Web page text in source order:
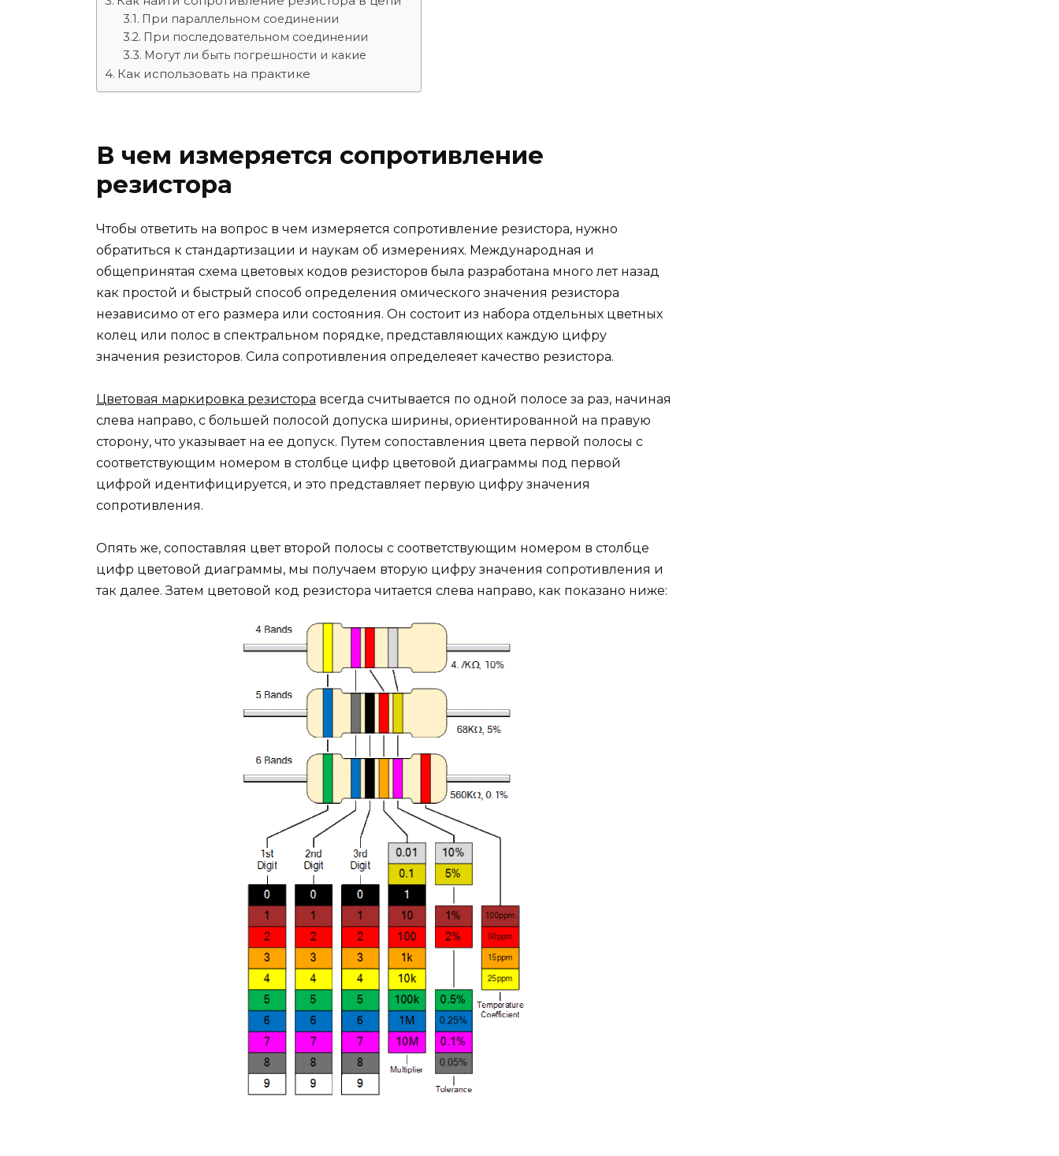
При параллельном соединении
При последовательном соединении
Могут ли быть погрешности и какие
Как использовать на практике
В чем измеряется сопротивление
резистора
Чтобы ответить на вопрос в чем измеряется сопротивление резистора, нужно
обратиться к стандартизации и наукам об измерениях. Международная и
общепринятая схема цветовых кодов резисторов была разработана много лет назад
как простой и быстрый способ определения омического значения резистора
независимо от его размера или состояния. Он состоит из набора отдельных цветных
колец или полос в спектральном порядке, представляющих каждую цифру
значения резисторов. Сила сопротивления определеяет качество резистора.
Цветовая маркировка резистора всегда считывается по одной полосе за раз, начиная
слева направо, с большей полосой допуска ширины, ориентированной на правую
сторону, что указывает на ее допуск. Путем сопоставления цвета первой полосы с
соответствующим номером в столбце цифр цветовой диаграммы под первой
цифрой идентифицируется, и это представляет первую цифру значения
сопротивления.
Опять же, сопоставляя цвет второй полосы с соответствующим номером в столбце
цифр цветовой диаграммы, мы получаем вторую цифру значения сопротивления и
так далее. Затем цветовой код резистора читается слева направо, как показано ниже: